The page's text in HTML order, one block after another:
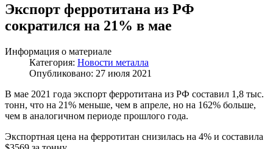
Экспорт ферротитана из РФ
сократился на 21% в мае
Информация о материале
Категория: Новости металла
Опубликовано: 27 июля 2021
В мае 2021 года экспорт ферротитана из РФ составил 1,8 тыс.
тонн, что на 21% меньше, чем в апреле, но на 162% больше,
чем в аналогичном периоде прошлого года.
Экспортная цена на ферротитан снизилась на 4% и составила